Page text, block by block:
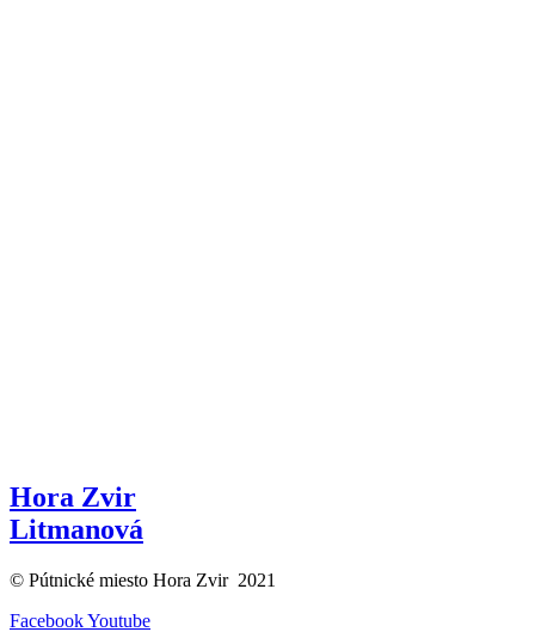
Hora Zvir
Litmanová
© Pútnické miesto Hora Zvir 2021
FacebookYoutube